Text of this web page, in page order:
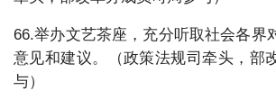
66.举办文艺茶座，充分听取社会各界
意见和建议。（政策法规司牵头，部
与）